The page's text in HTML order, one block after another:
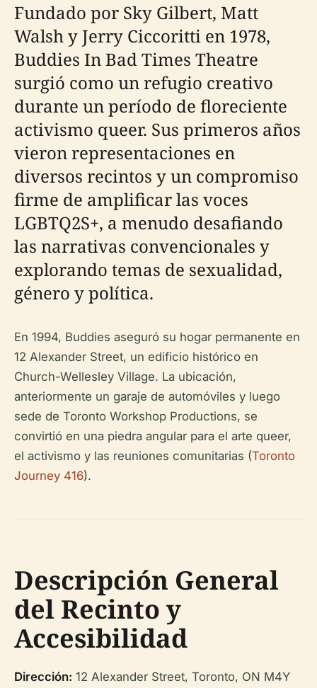
Fundado por Sky Gilbert, Matt
Walsh y Jerry Ciccoritti en 1978,
Buddies In Bad Times Theatre
surgió como un refugio creativo
durante un período de floreciente
activismo queer. Sus primeros años
vieron representaciones en
diversos recintos y un compromiso
firme de amplificar las voces
LGBTQ2S+, a menudo desafiando
las narrativas convencionales y
explorando temas de sexualidad,
género y política.
En 1994, Buddies aseguró su hogar permanente en
12 Alexander Street, un edificio histórico en
Church-Wellesley Village. La ubicación,
anteriormente un garaje de automóviles y luego
sede de Toronto Workshop Productions, se
convirtió en una piedra angular para el arte queer,
el activismo y las reuniones comunitarias (Toronto
Journey 416).
Descripción General
del Recinto y
Accesibilidad
Dirección: 12 Alexander Street, Toronto, ON M4Y